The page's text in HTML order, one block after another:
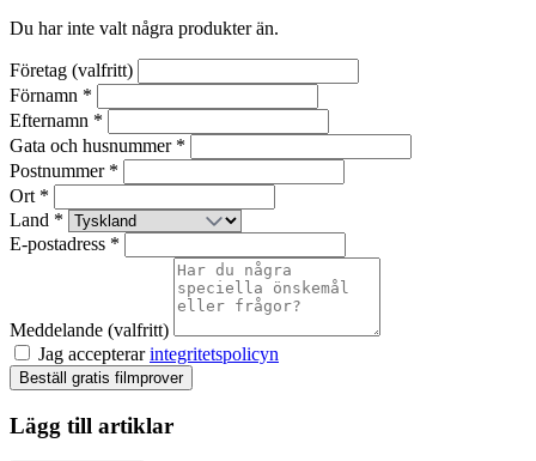
Du har inte valt några produkter än.
Företag (valfritt)
Förnamn *
Efternamn *
Gata och husnummer *
Postnummer *
Ort *
Land *
E-postadress *
Meddelande (valfritt)
Jag accepterarintegritetspolicyn
Beställ gratis filmprover
Lägg till artiklar